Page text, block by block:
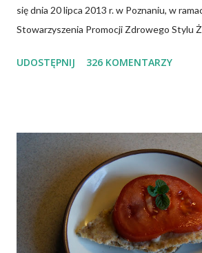
się dnia 20 lipca 2013 r. w Poznaniu, w
Stowarzyszenia Promocji Zdrowego Stylu
posiadamy odnośnie witaminy B12 w
weganie (ludzie, którzy nie spożywają
pochodzenia zwierzęcego),
nie spożywają produktów mięsnych, ale
produkty pochodzenia zwierzęcego, takie
mleczne i jajka), osoby po 50 roku życia,
osoby, które poddały się operacji żołądka
UDOSTĘPNIJ 326 KOMENTARZY